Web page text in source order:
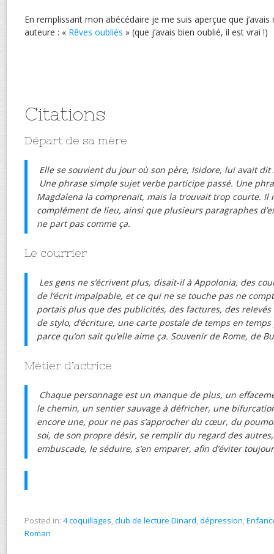
En remplissant mon abécédaire je me suis aperçue que
auteure : « Rêves oubliés » (que j’avais bien oublié, il est vrai !)
Citations
Départ de sa mère
Elle se souvient du jour où son père, Isidore, lui avait
Une phrase simple sujet verbe participe passé. Une
Magdalena la comprenait, mais la trouvait trop courte. Il
complément de lieu, ainsi que plusieurs paragraphes
ne part pas comme ça.
Le courrier
Les gens ne s’écrivent plus, disait-il à Appolonia, des
de l’écrit impalpable, et ce qui ne se touche pas ne
portais plus que des publicités, des factures, des
de stylo, d’écriture, une carte postale de temps en
parce qu’on sait qu’elle aime ça. Souvenir de Rome, de
Métier d’actrice
Chaque personnage est un manque de plus, un
le chemin, un sentier sauvage à défricher, une
encore une, pour ne pas s’approcher du cœur, du
soi, de son propre désir, se remplir du regard des
embuscade, le séduire, s’en emparer, afin d’éviter
Posted in: 4 coquillages,club de lecture Dinard,dépression,
Roman